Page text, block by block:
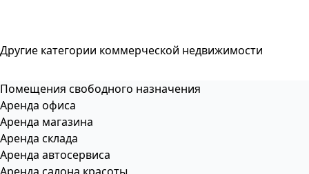
Другие категории коммерческой недвижимости
Помещения свободного назначения
Аренда офиса
Аренда магазина
Аренда склада
Аренда автосервиса